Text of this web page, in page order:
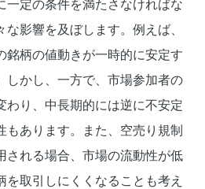
一定の条件を満たさなければな
影響を及ぼします。例えば、
銘柄の値動きが一時的に安定す
しかし、一方で、市場参加者の
わり、中長期的には逆に不安定
もあります。また、空売り規制
される場合、市場の流動性が低
を取引しにくくなることも考え